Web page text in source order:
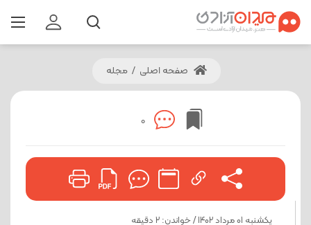
صفحه اصلی / مجله
0
یکشنبه 01 مرداد 1402 / خواندن: 2 دقیقه